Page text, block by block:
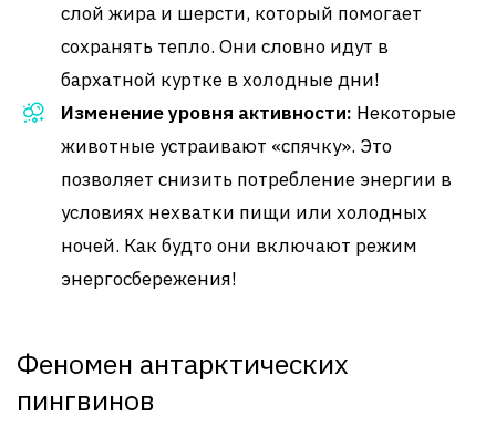
слой жира и шерсти, который помогает
сохранять тепло. Они словно идут в
бархатной куртке в холодные дни!
Изменение уровня активности: Некоторые
животные устраивают «спячку». Это
позволяет снизить потребление энергии в
условиях нехватки пищи или холодных
ночей. Как будто они включают режим
энергосбережения!
Феномен антарктических
пингвинов